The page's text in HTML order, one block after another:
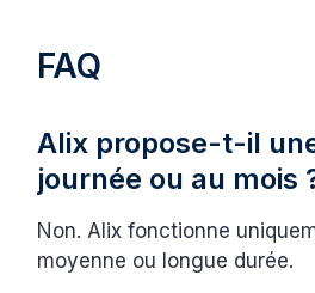
FAQ
Alix propose-t-il
journée ou au mois
Non. Alix fonctionne
moyenne ou longue durée.